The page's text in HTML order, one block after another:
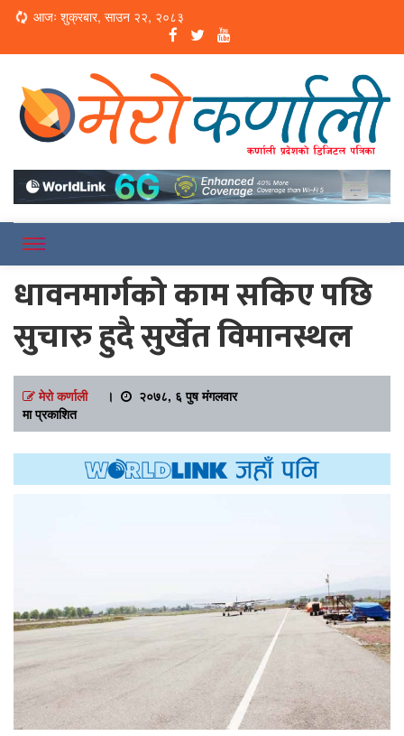
Loading...
आजः शुक्रबार, साउन २२, २०८३
Merokarnali
धावनमार्गको काम सकिए पछि
सुचारु हुदै सुर्खेत विमानस्थल
मेरो कर्णाली।
२०७८, ६ पुष मंगलवार
मा प्रकाशित